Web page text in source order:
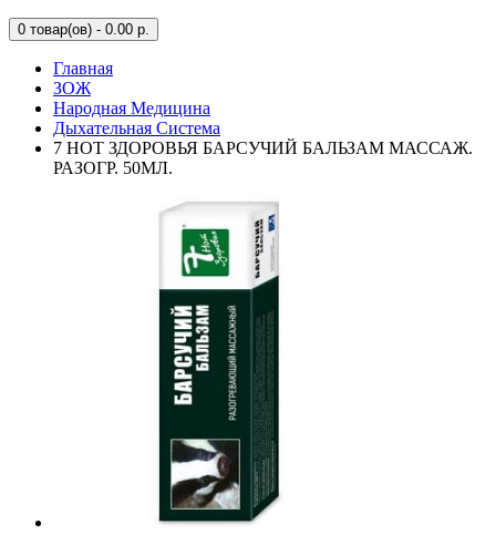
0 товар(ов) - 0.00 р.
Главная
ЗОЖ
Народная Медицина
Дыхательная Система
7 НОТ ЗДОРОВЬЯ БАРСУЧИЙ БАЛЬЗАМ МАССАЖ.
РАЗОГР. 50МЛ.